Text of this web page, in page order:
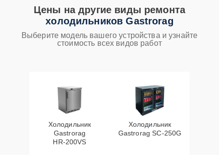
Цены на другие виды ремонта
холодильников Gastrorag
Выберите модель вашего устройства и узнайте
стоимость всех видов работ
Холодильник
Gastrorag
HR‑200VS
Холодильник
Gastrorag SC‑250G